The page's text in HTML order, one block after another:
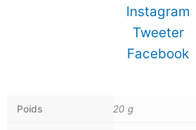
Instagram
Tweeter
Facebook
Poids 20 g